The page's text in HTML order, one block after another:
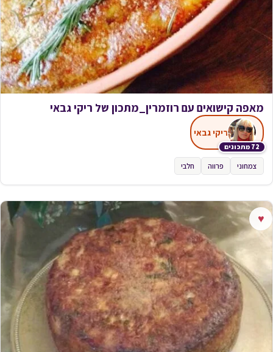
מאפה קישואים עם רוזמרין_מתכון של ריקי גבאי
72 מתכונים
ריקי גבאי
צמחוני פרווה חלבי
♥